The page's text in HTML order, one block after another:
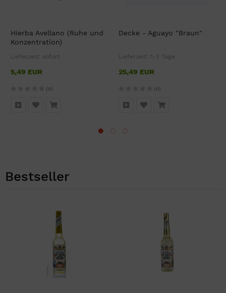
Hierba Avellano (Ruhe und
Konzentration)
Lieferzeit: sofort
5,49 EUR
(0)
Decke - Aguayo "Braun"
Lieferzeit: 1-3 Tage
25,49 EUR
(0)
Bestseller